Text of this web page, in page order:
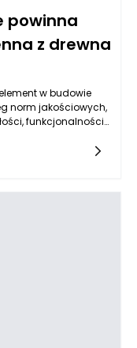
powinna
z drewna
w budowie
norm jakościowych,
funkcjonalności
wolne od wad